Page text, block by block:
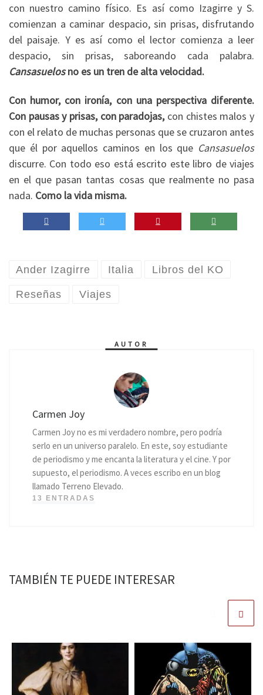
con nuestro camino físico. Es así como Izagirre y S.
comienzan a caminar despacio, sin prisas, disfrutando
del paisaje. Y es así como el lector comienza a leer
despacio, sin prisas, saboreando cada palabra.
Cansasuelosno es un tren de alta velocidad.
Con humor, con ironía, con una perspectiva diferente.
Con pausas y prisas, con paradojas,con chistes malos y
con el relato de muchas personas que se cruzaron antes
que él por aquellos caminos en los que Cansasuelos
discurre. Con todo eso está escrito este libro de viajes
en el que pasan tantas cosas que realmente no pasa
nada. Como la vida misma.
Ander Izagirre Italia Libros del KO
Reseñas Viajes
AUTOR
Carmen Joy
Carmen Joy no es mi verdadero nombre, pero podría
serlo en un universo paralelo. En este, soy estudiante
de periodismo y me encanta la literatura y el cine. Y por
supuesto, el periodismo. A veces escribo en un blog
llamado Terreno Elevado.
13 ENTRADAS
TAMBIÉN TE PUEDE INTERESAR